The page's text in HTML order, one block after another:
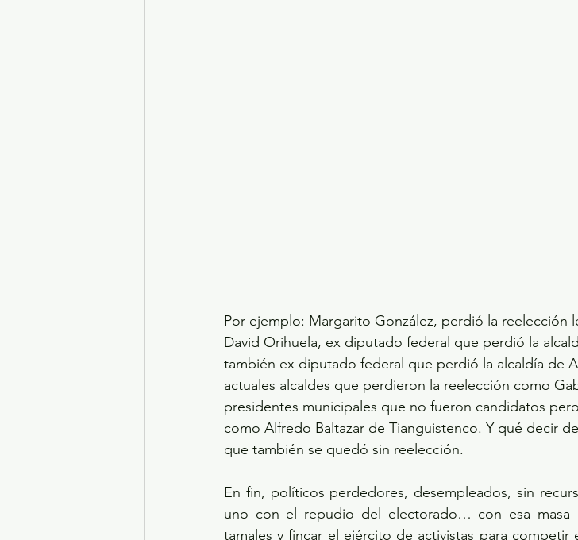
Por ejemplo: Margarito González, perdió la reelección
David Orihuela, ex diputado federal que perdió la
también ex diputado federal que perdió la alcaldía de
actuales alcaldes que perdieron la reelección como
presidentes municipales que no fueron candidatos
como Alfredo Baltazar de Tianguistenco. Y qué decir
que también se quedó sin reelección.
En fin, políticos perdedores, desempleados, sin
uno con el repudio del electorado… con esa masa
tamales y fincar el ejército de activistas para